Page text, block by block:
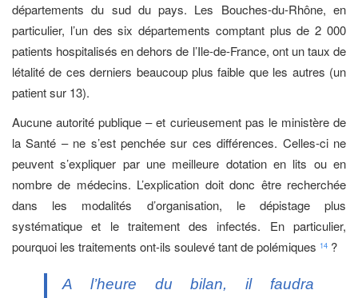
départements du sud du pays. Les Bouches-du-Rhône, en
particulier, l’un des six départements comptant plus de 2 000
patients hospitalisés en dehors de l’Ile-de-France, ont un taux de
létalité de ces derniers beaucoup plus faible que les autres (un
patient sur 13).
Aucune autorité publique – et curieusement pas le ministère de
la Santé – ne s’est penchée sur ces différences. Celles-ci ne
peuvent s’expliquer par une meilleure dotation en lits ou en
nombre de médecins. L’explication doit donc être recherchée
dans les modalités d’organisation, le dépistage plus
systématique et le traitement des infectés. En particulier,
pourquoi les traitements ont-ils soulevé tant de polémiques 14 ?
A l’heure du bilan, il faudra